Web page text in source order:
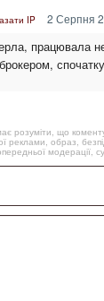
IP 2 Серпня
працювала
що
реклами, образ,
модерації,